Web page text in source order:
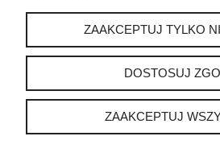
O NAS
ZAAKCEPTUJ TYLKO
DOSTOSUJ
ZAAKCEPTUJ